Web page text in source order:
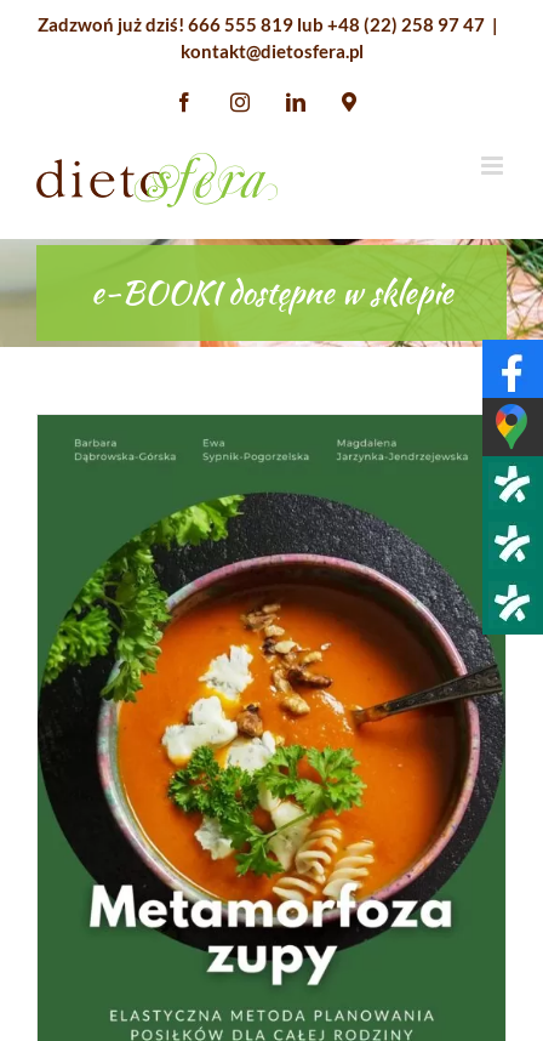
Zadzwoń już dziś! 666 555 819 lub +48 (22) 258 97 47 |
kontakt@dietosfera.pl
FacebookInstagramLinkedInGoogle
e-BOOKI dostępne w sklepie